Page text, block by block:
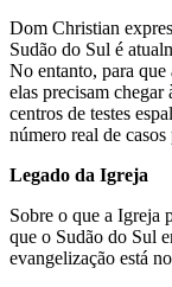
Dom Christian
Sudão do Sul é
No entanto, para
elas precisam
centros de testes
número real de
Legado da Igreja
Sobre o que a Igreja
que o Sudão do Sul
evangelização está